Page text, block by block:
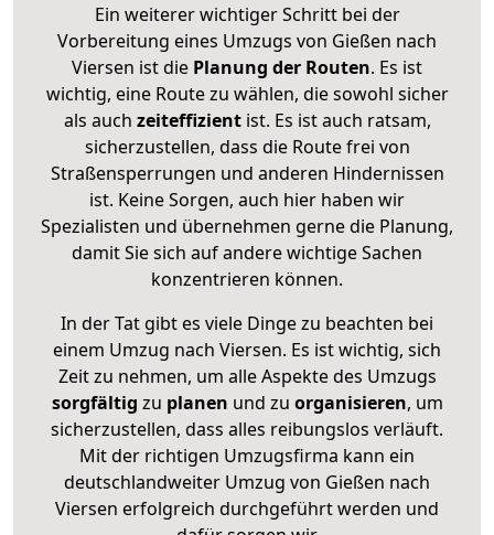
Ein weiterer wichtiger Schritt bei der
Vorbereitung eines Umzugs von Gießen nach
Viersen ist die Planung der Routen. Es ist
wichtig, eine Route zu wählen, die sowohl sicher
als auch zeiteffizientist. Es ist auch ratsam,
sicherzustellen, dass die Route frei von
Straßensperrungen und anderen Hindernissen
ist. Keine Sorgen, auch hier haben wir
Spezialisten und übernehmen gerne die Planung,
damit Sie sich auf andere wichtige Sachen
konzentrieren können.
In der Tat gibt es viele Dinge zu beachten bei
einem Umzug nach Viersen. Es ist wichtig, sich
Zeit zu nehmen, um alle Aspekte des Umzugs
sorgfältig zu planen und zu organisieren, um
sicherzustellen, dass alles reibungslos verläuft.
Mit der richtigen Umzugsfirma kann ein
deutschlandweiter Umzug von Gießen nach
Viersen erfolgreich durchgeführt werden und